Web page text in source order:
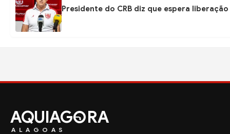
Presidente do CRB diz que espera
AQUIAG RA
ALAGOAS